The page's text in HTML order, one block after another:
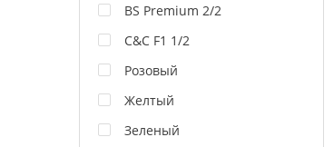
BS Premium 2/2
C&C F1 1/2
Розовый
Желтый
Зеленый